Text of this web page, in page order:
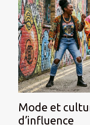
Mode et
d’influence